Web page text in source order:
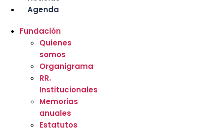
Agenda
Fundación
Quienes
somos
Organigrama
RR.
Institucionales
Memorias
anuales
Estatutos